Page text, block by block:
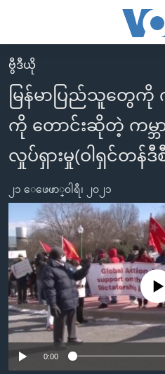
လွယ်ကူ
စေ
သည့်
Link
များ
ပင်မ
အကြောင်းအရာ
သို့
ကျော်
ကြည့်
ရန်
ပင်မ
အ
ညွန်း
စာမျက်နှာ
မူလစာမျက်နှာ
မြန်မာ
ကမ္ဘာ့သတင်းများ
နိုင်ငံတကာ
အစ္စရေး-ပါလက်စတိုင်း
ဗွီဒီယို
ရပ်ဝန်းတခု လမ်းတခု အလွန်
အင်္ဂလိပ်စာလေ့လာမယ်
အမေရိကန်သုံးအီဒီယံ
မကြေးမုံရဲ့ အင်္ဂလိပ်စာ
ရုပ်ရှင်ထဲက အင်္ဂလိပ်စာ
သုတပဒေသာ အင်္ဂလိပ်စာ
အပတ်စဉ်ကဏ္ဍများ
ရေဒီယို
တီဗွီ
ရေဒီယိုနှင့်ရုပ်သံ အချက်အလက်မ
ရေဒီယို/တီဗွီအစီအစဉ်
Learning English
ဗွီဒီယို
မြန်မာပြည်သူတွေ
ကို တောင်းဆိုတဲ့ ကမ္ဘ
လှုပ်ရှားမှု(ဝါရှင်တန်ဒီ
၂၁ ေဖေဖာ္၀ါရီ၊ ၂၀၂၁
No media source
0:00